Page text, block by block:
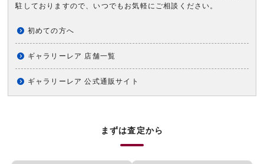
駐しておりますので、いつでもお気軽にご相談ください。
初めての方へ
ギャラリーレア 店舗一覧
ギャラリーレア 公式通販サイト
まずは査定から